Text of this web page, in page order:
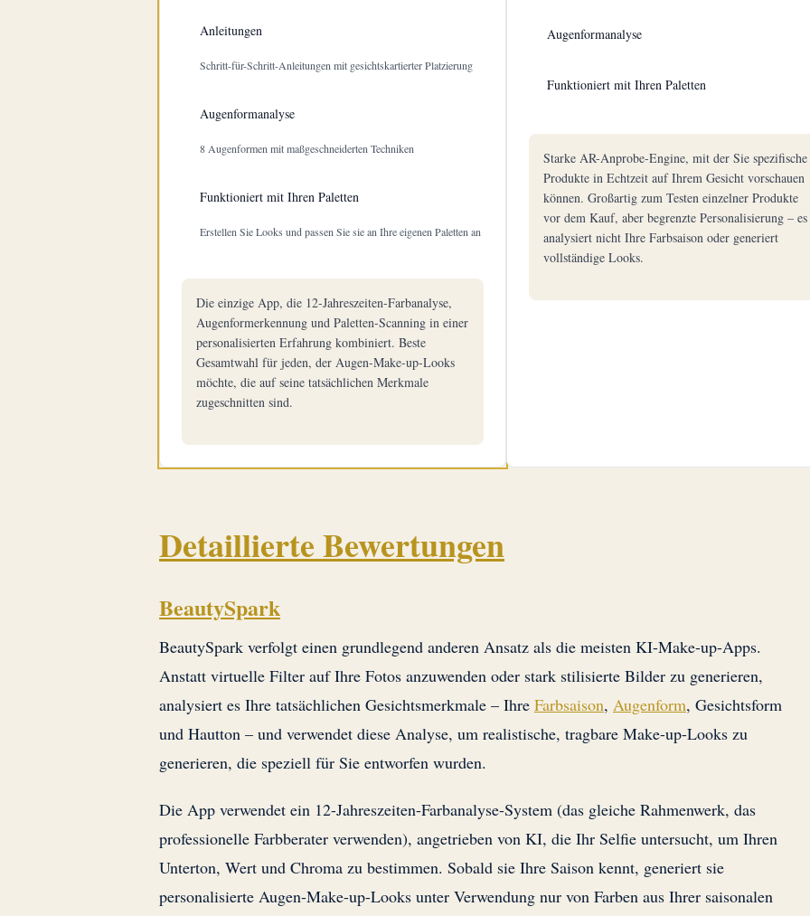
Anleitungen
Schritt-für-Schritt-Anleitungen mit gesichtskartierter Platzierung
Augenformanalyse
8 Augenformen mit maßgeschneiderten Techniken
Funktioniert mit Ihren Paletten
Erstellen Sie Looks und passen Sie sie an Ihre eigenen Paletten an
Die einzige App, die 12-Jahreszeiten-Farbanalyse,
Augenformerkennung und Paletten-Scanning in einer
personalisierten Erfahrung kombiniert. Beste
Gesamtwahl für jeden, der Augen-Make-up-Looks
möchte, die auf seine tatsächlichen Merkmale
zugeschnitten sind.
Augenformanalyse
Funktioniert mit Ihren Paletten
Starke AR-Anprobe-Engine, mit der Sie spezifische
Produkte in Echtzeit auf Ihrem Gesicht vorschauen
können. Großartig zum Testen einzelner Produkte
vor dem Kauf, aber begrenzte Personalisierung – es
analysiert nicht Ihre Farbsaison oder generiert
vollständige Looks.
Detaillierte Bewertungen
BeautySpark
BeautySpark verfolgt einen grundlegend anderen Ansatz als die meisten KI-Make-up-Apps.
Anstatt virtuelle Filter auf Ihre Fotos anzuwenden oder stark stilisierte Bilder zu generieren,
analysiert es Ihre tatsächlichen Gesichtsmerkmale – Ihre Farbsaison, Augenform, Gesichtsform
und Hautton – und verwendet diese Analyse, um realistische, tragbare Make-up-Looks zu
generieren, die speziell für Sie entworfen wurden.
Die App verwendet ein 12-Jahreszeiten-Farbanalyse-System (das gleiche Rahmenwerk, das
professionelle Farbberater verwenden), angetrieben von KI, die Ihr Selfie untersucht, um Ihren
Unterton, Wert und Chroma zu bestimmen. Sobald sie Ihre Saison kennt, generiert sie
personalisierte Augen-Make-up-Looks unter Verwendung nur von Farben aus Ihrer saisonalen